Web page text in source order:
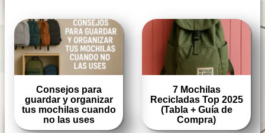
Consejos para
guardar y organizar
tus mochilas cuando
no las uses
7 Mochilas
Recicladas Top 2025
(Tabla + Guía de
Compra)